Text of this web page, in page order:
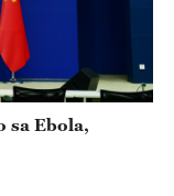
sa Ebola,